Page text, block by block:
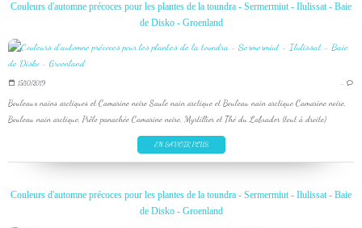
Couleurs d'automne précoces pour les plantes de la toundra - Sermermiut - Ilulissat - Baie
de Disko - Groenland
15/10/2019 …
Bouleaux nains arctiques et Camarine noire Saule nain arctique et Bouleau nain arctique Camarine noire,
Bouleau nain arctique, Prêle panachée Camarine noire, Myrtillier et Thé du Labrador (tout à droite)
EN SAVOIR PLUS
Couleurs d'automne précoces pour les plantes de la toundra - Sermermiut - Ilulissat - Baie
de Disko - Groenland